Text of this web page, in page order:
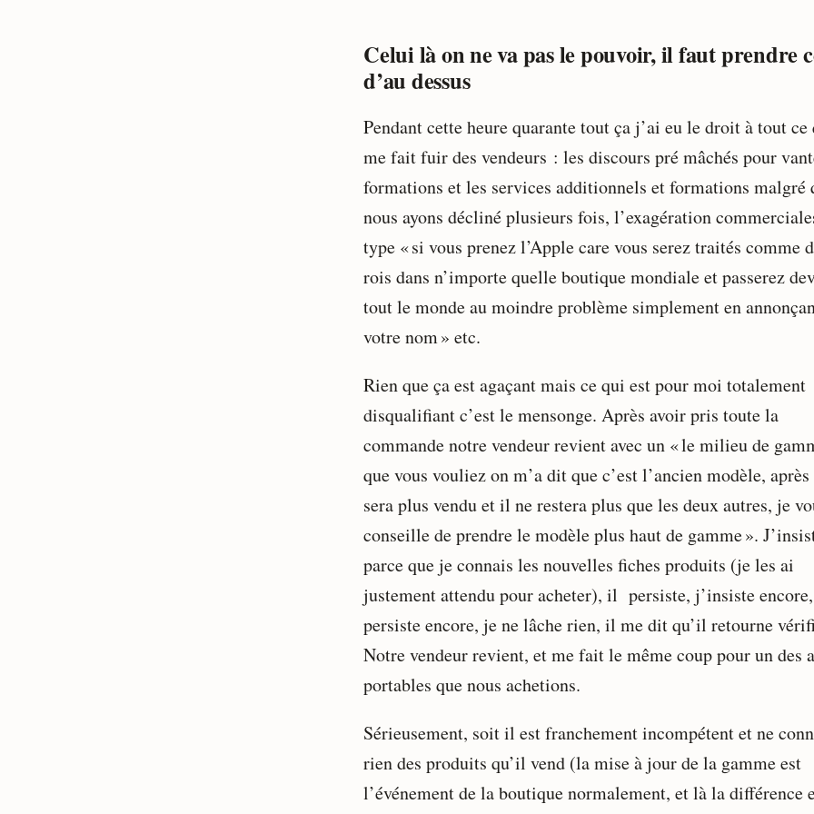
Celui là on ne va pas le pouvoir, il faut prendre
d’au dessus
Pendant cette heure quarante tout ça j’ai eu le droit à tout ce
me fait fuir des vendeurs : les discours pré mâchés pour
formations et les services additionnels et formations malgré
nous ayons décliné plusieurs fois, l’exagération
type « si vous prenez l’Apple care vous serez traités comme
rois dans n’importe quelle boutique mondiale et passerez
tout le monde au moindre problème simplement en
votre nom » etc.
Rien que ça est agaçant mais ce qui est pour moi totalement
disqualifiant c’est le mensonge. Après avoir pris toute la
commande notre vendeur revient avec un « le milieu de
que vous vouliez on m’a dit que c’est l’ancien modèle,
sera plus vendu et il ne restera plus que les deux autres, je
conseille de prendre le modèle plus haut de gamme ».
parce que je connais les nouvelles fiches produits (je les ai
justement attendu pour acheter), il persiste, j’insiste
persiste encore, je ne lâche rien, il me dit qu’il retourne
Notre vendeur revient, et me fait le même coup pour un des
portables que nous achetions.
Sérieusement, soit il est franchement incompétent et ne
rien des produits qu’il vend (la mise à jour de la gamme est
l’événement de la boutique normalement, et là la différence